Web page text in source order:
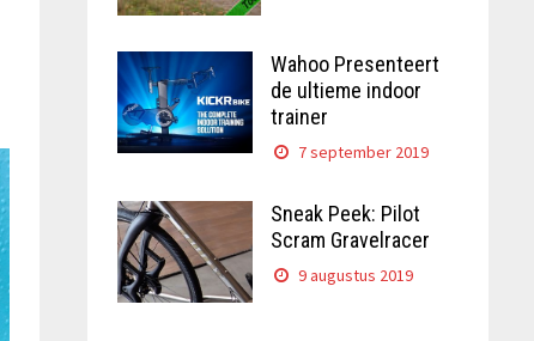
Wahoo Presenteert
de ultieme indoor
trainer
7 september 2019
Sneak Peek: Pilot
Scram Gravelracer
9 augustus 2019